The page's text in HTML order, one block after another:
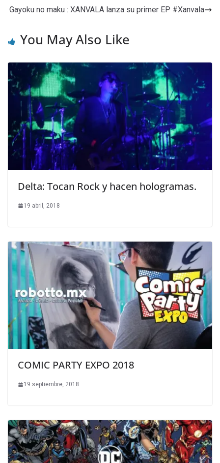
Gayoku no maku : XANVALA lanza su primer EP #Xanvala
You May Also Like
Delta: Tocan Rock y hacen hologramas.
19 abril, 2018
COMIC PARTY EXPO 2018
19 septiembre, 2018